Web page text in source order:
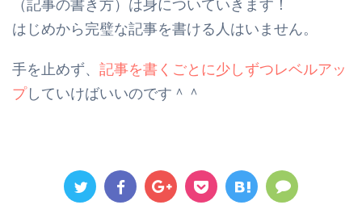
（記事の書き方）は身についていきます！
はじめから完璧な記事を書ける人はいません。
手を止めず、 記事を書くごとに少しずつレベルアッ
プしていけばいいのです＾＾